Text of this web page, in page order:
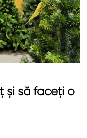
și să faceți o